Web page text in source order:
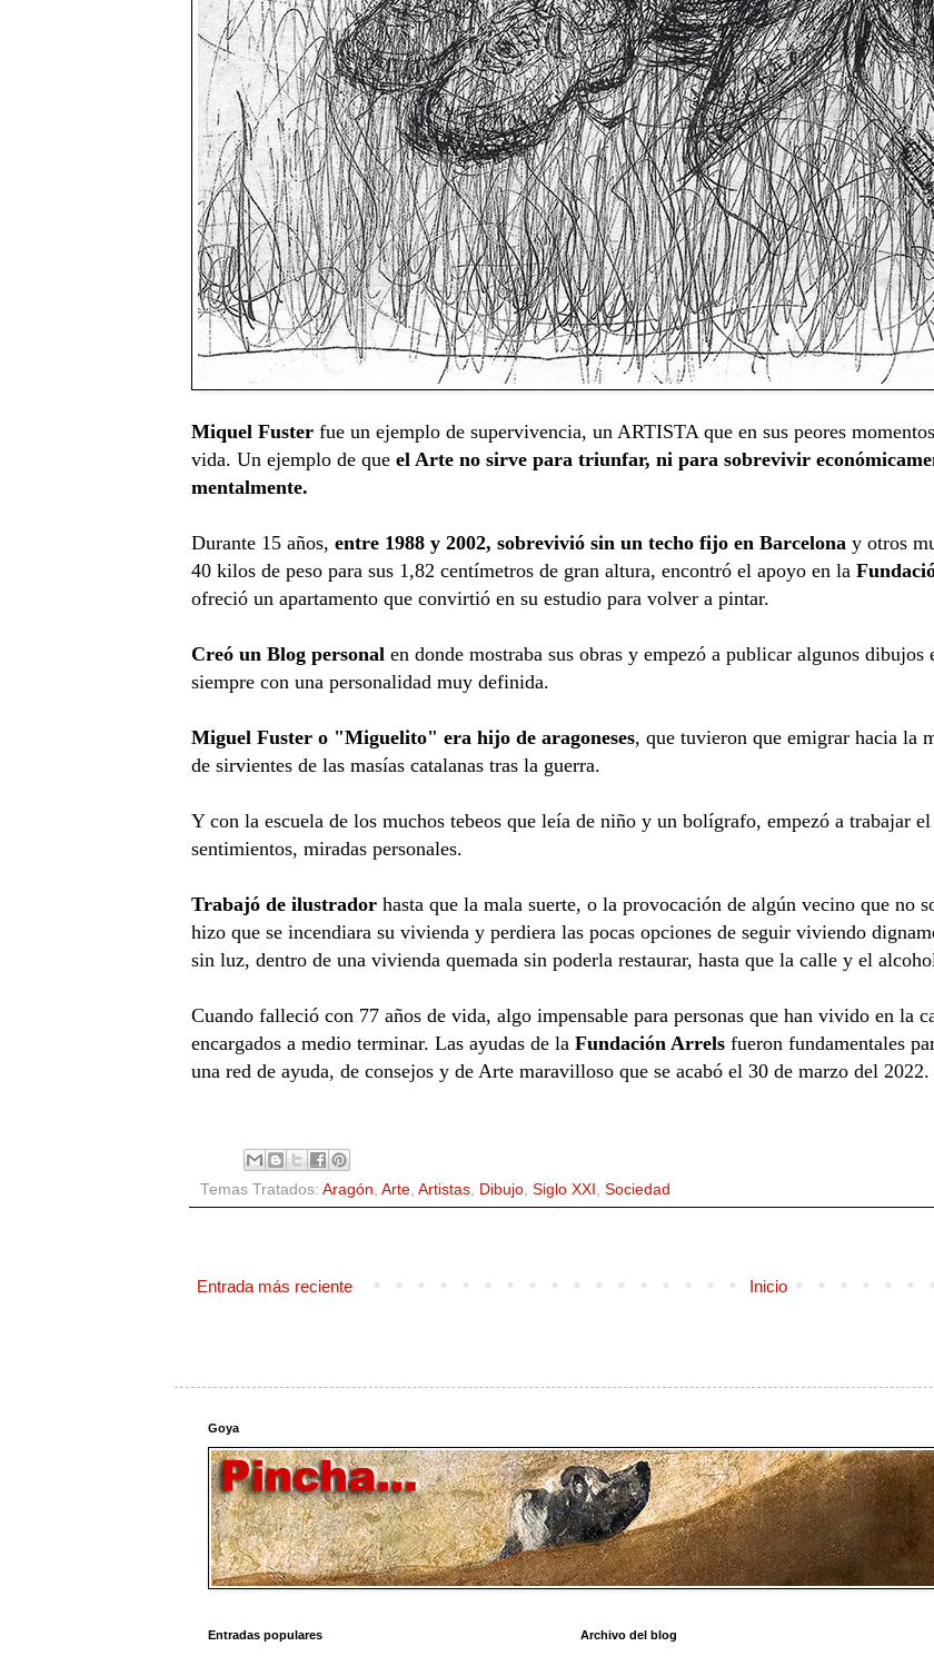
Miquel Fusterfue un ejemplo de supervivencia, un ARTISTA que en sus peores
vida. Un ejemplo de queel Arte no sirve para triunfar, ni para sobrevivir
mentalmente.
Durante 15 años, entre 1988 y 2002, sobrevivió sin un techo fijo en Barcelona y otros
40 kilos de peso para sus 1,82 centímetros de gran altura, encontró el apoyo en la
ofreció un apartamento que convirtió en su estudio para volver a pintar.
Creó un Blog personal en donde mostraba sus obras y empezó a publicar algunos dibujos
siempre con una personalidad muy definida.
Miguel Fuster o "Miguelito" era hijo de aragoneses, que tuvieron que emigrar hacia la
de sirvientes de las masías catalanas tras la guerra.
Y con la escuela de los muchos tebeos que leía de niño y un bolígrafo, empezó a trabajar
sentimientos, miradas personales.
Trabajó de ilustradorhasta que la mala suerte, o la provocación de algún vecino que no
hizo que se incendiara su vivienda y perdiera las pocas opciones de seguir viviendo
sin luz, dentro de una vivienda quemada sin poderla restaurar, hasta que la calle y el
Cuando falleció con 77 años de vida, algo impensable para personas que han vivido en la
encargados a medio terminar. Las ayudas de la Fundación Arrels fueron fundamentales
una red de ayuda, de consejos y de Arte maravilloso que se acabó el 30 de marzo del 2022.
Temas Tratados: Aragón Arte, Artistas, Dibujo, Siglo XXI Sociedad
Entrada más reciente Inicio
Goya
Entradas populares Archivo del blog